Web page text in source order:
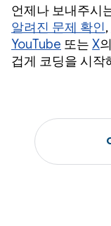
언제나 보내주시
알려진 문제 확인,
YouTube 또는 X
겁게 코딩을 시작